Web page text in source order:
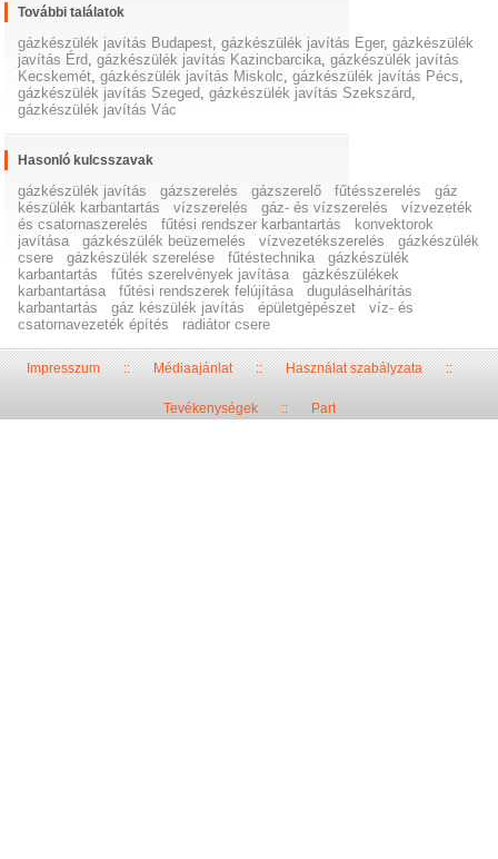
További találatok
gázkészülék javítás Budapest,gázkészülék javítás Eger,gázkészülék
javítás Érd,gázkészülék javítás Kazincbarcika,gázkészülék javítás
Kecskemét,gázkészülék javítás Miskolc,gázkészülék javítás Pécs,
gázkészülék javítás Szeged,gázkészülék javítás Szekszárd,
gázkészülék javítás Vác
Hasonló kulcsszavak
gázkészülék javítás gázszerelés gázszerelő fűtésszerelés
gáz
készülék karbantartás
vízszerelés gáz- és vízszerelés
vízvezeték
és csatornaszerelés
fűtési rendszer karbantartás
konvektorok
javítása
gázkészülék beüzemelés vízvezetékszerelés
gázkészülék
csere
gázkészülék szerelése fűtéstechnika
gázkészülék
karbantartás
fűtés szerelvények javítása
gázkészülékek
karbantartása
fűtési rendszerek felújítása
duguláselhárítás
karbantartás
gáz készülék javítás épületgépészet
víz- és
csatornavezeték építés
radiátor csere
Impresszum::Médiaajánlat::Használat szabályzata::
Tevékenységek:: Part